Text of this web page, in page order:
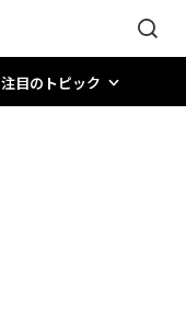
注目のトピック